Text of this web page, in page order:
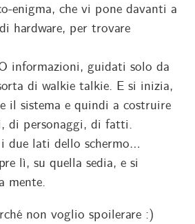
enigma, che vi pone davanti a
hardware, per trovare
informazioni, guidati solo da
di walkie talkie. E si inizia,
il sistema e quindi a costruire
di personaggi, di fatti.
due lati dello schermo…
lì, su quella sedia, e si
mente.
non voglio spoilerare :)